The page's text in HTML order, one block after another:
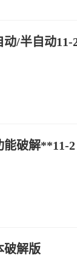
/半自动11-
能破解**11-2
破解版